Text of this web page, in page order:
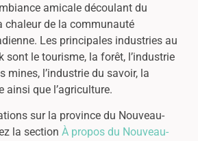
amicale découlant du
chaleur de la communauté
Les principales industries au
sont le tourisme, la forêt, l’industrie
mines, l’industrie du savoir, la
ainsi que l’agriculture.
sur la province du Nouveau-
la section À propos du Nouveau-